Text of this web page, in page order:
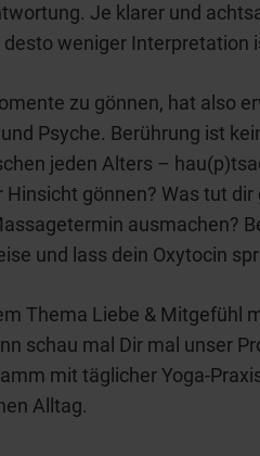
Je klarer und
weniger Interpretation
zu gönnen, hat also
Psyche. Berührung ist
jeden Alters –
Hinsicht gönnen? Was tut
ausmachen?
und lass dein Oxytocin
Thema Liebe & Mitgefühl
schau mal Dir mal unser
mit täglicher Yoga-
Alltag.